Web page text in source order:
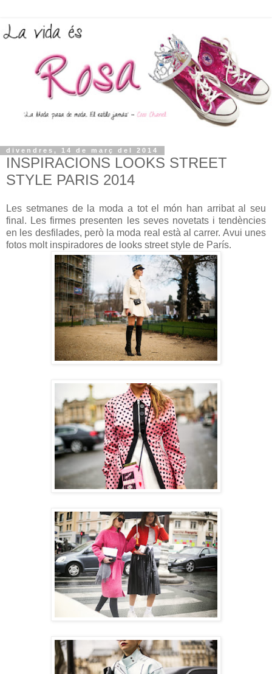
divendres, 14 de març del 2014
INSPIRACIONS LOOKS STREET
STYLE PARIS 2014
Les setmanes de la moda a tot el món han arribat al seu
final. Les firmes presenten les seves novetats i tendències
en les desfilades, però la moda real està al carrer. Avui unes
fotos molt inspiradores de looks street style de París.